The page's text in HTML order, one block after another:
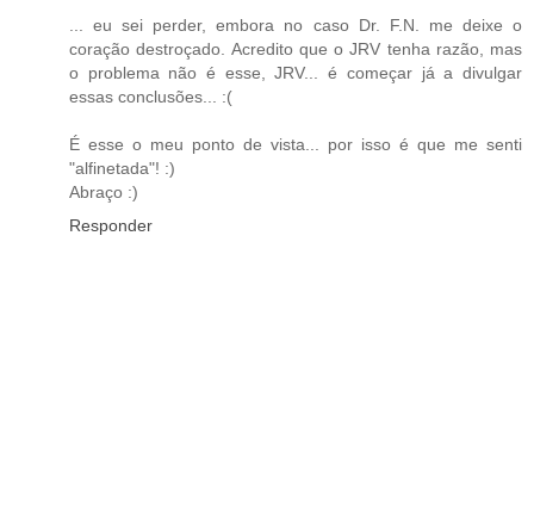
... eu sei perder, embora no caso Dr. F.N. me deixe o
coração destroçado. Acredito que o JRV tenha razão, mas
o problema não é esse, JRV... é começar já a divulgar
essas conclusões... :(
É esse o meu ponto de vista... por isso é que me senti
"alfinetada"! :)
Abraço :)
Responder